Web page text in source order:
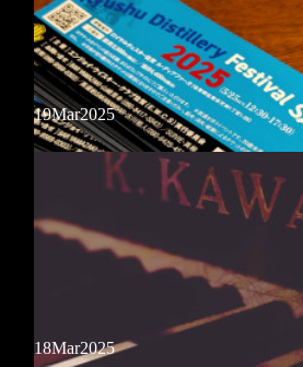
19Mar2025
18Mar2025